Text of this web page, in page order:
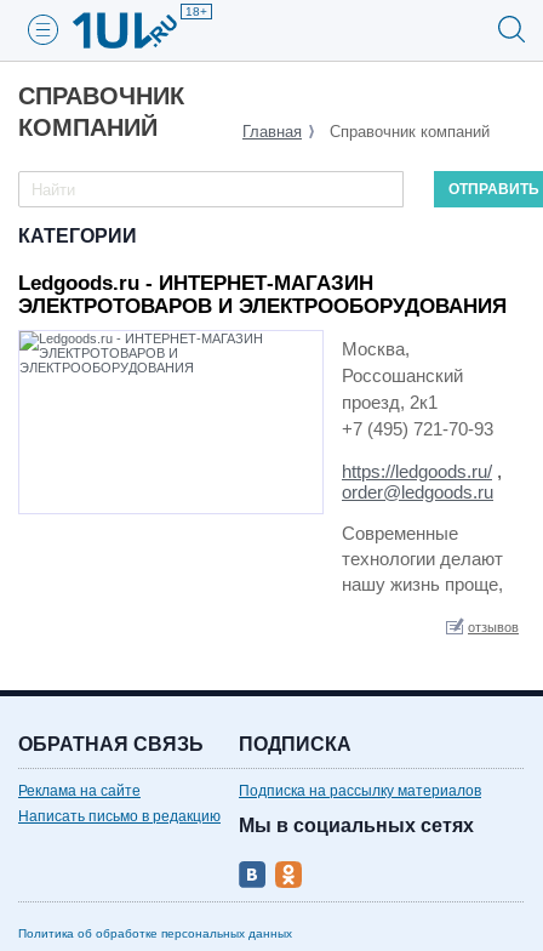
18+
СПРАВОЧНИК
КОМПАНИЙ
Главная Справочник компаний
КАТЕГОРИИ
Ledgoods.ru - ИНТЕРНЕТ-МАГАЗИН
ЭЛЕКТРОТОВАРОВ И ЭЛЕКТРООБОРУДОВАНИЯ
Москва,
Россошанский
проезд, 2к1
+7 (495) 721-70-93
https://ledgoods.ru/ ,
order@ledgoods.ru
Современные
технологии делают
нашу жизнь проще,
время позволяют
числе и на
Одной из таких
светодиодное
лампы признаны во
отзывов
ОБРАТНАЯ СВЯЗЬ
Реклама на сайте
Написать письмо в редакцию
ПОДПИСКА
Подписка на рассылку материалов
Мы в социальных сетях
Политика об обработке персональных данных